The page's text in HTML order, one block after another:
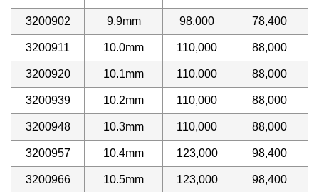
3200902 9.9mm 98,000 78,400
3200911 10.0mm 110,000 88,000
3200920 10.1mm 110,000 88,000
3200939 10.2mm 110,000 88,000
3200948 10.3mm 110,000 88,000
3200957 10.4mm 123,000 98,400
3200966 10.5mm 123,000 98,400